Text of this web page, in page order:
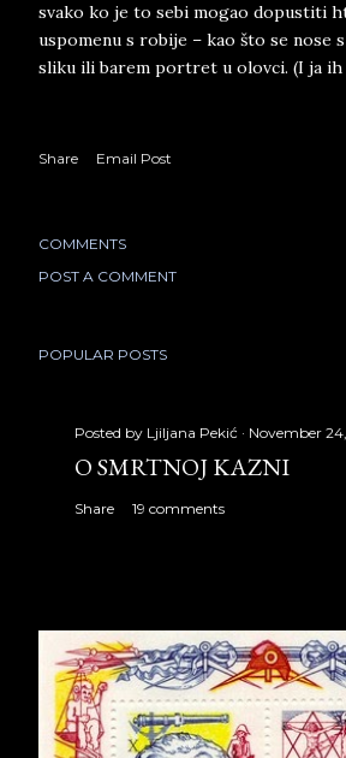
svako ko je to sebi mogao dopustiti
uspomenu s robije – kao što se nose
sliku ili barem portret u olovci. (I ja ih
Share Email Post
COMMENTS
POST A COMMENT
POPULAR POSTS
Posted by Ljiljana Pekić November
O SMRTNOJ KAZNI
Share 19 comments